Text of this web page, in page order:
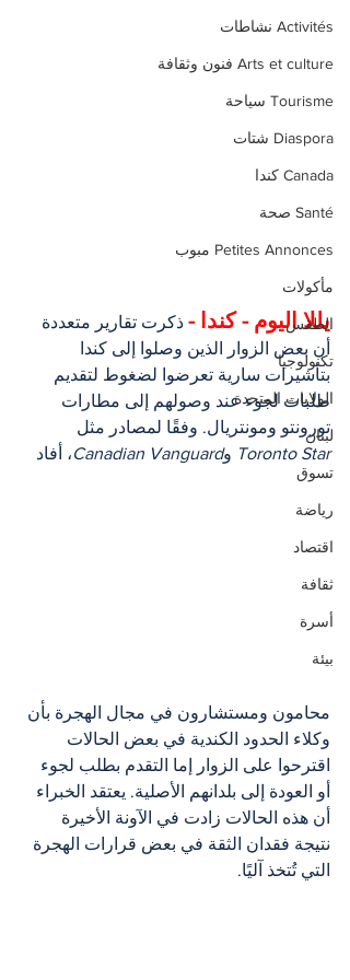
Activités نشاطات
Arts et culture فنون وثقافة
Tourisme سياحة
Diaspora شتات
Canada كندا
Santé صحة
Petites Annonces مبوب
مأكولات
الطقس
تكنولوجيا
الولايات المتحدة
لبنان
تسوق
رياضة
اقتصاد
ثقافة
أسرة
بيئة
يللا اليوم - كندا - ذكرت تقارير متعددة
أن بعض الزوار الذين وصلوا إلى كندا
بتأشيرات سارية تعرضوا لضغوط لتقديم
طلبات لجوء عند وصولهم إلى مطارات
تورونتو ومونتريال. وفقًا لمصادر مثل
Toronto Star وCanadian Vanguard، أفاد
محامون ومستشارون في مجال الهجرة بأن
وكلاء الحدود الكندية في بعض الحالات
اقترحوا على الزوار إما التقدم بطلب لجوء
أو العودة إلى بلدانهم الأصلية. يعتقد الخبراء
أن هذه الحالات زادت في الآونة الأخيرة
نتيجة فقدان الثقة في بعض قرارات الهجرة
التي تُتخذ آليًا.